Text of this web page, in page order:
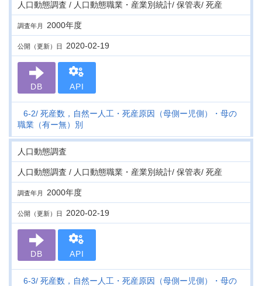
人口動態調査 / 人口動態職業・産業別統計/ 保管表/ 死産
調査年月 2000年度
公開（更新）日 2020-02-19
DB API
6-2 死産数，自然ー人工・死産原因（母側ー児側）・母の
職業（有ー無）別
人口動態調査
人口動態調査 / 人口動態職業・産業別統計/ 保管表/ 死産
調査年月 2000年度
公開（更新）日 2020-02-19
DB API
6-3 死産数，自然ー人工・死産原因（母側ー児側）・母の